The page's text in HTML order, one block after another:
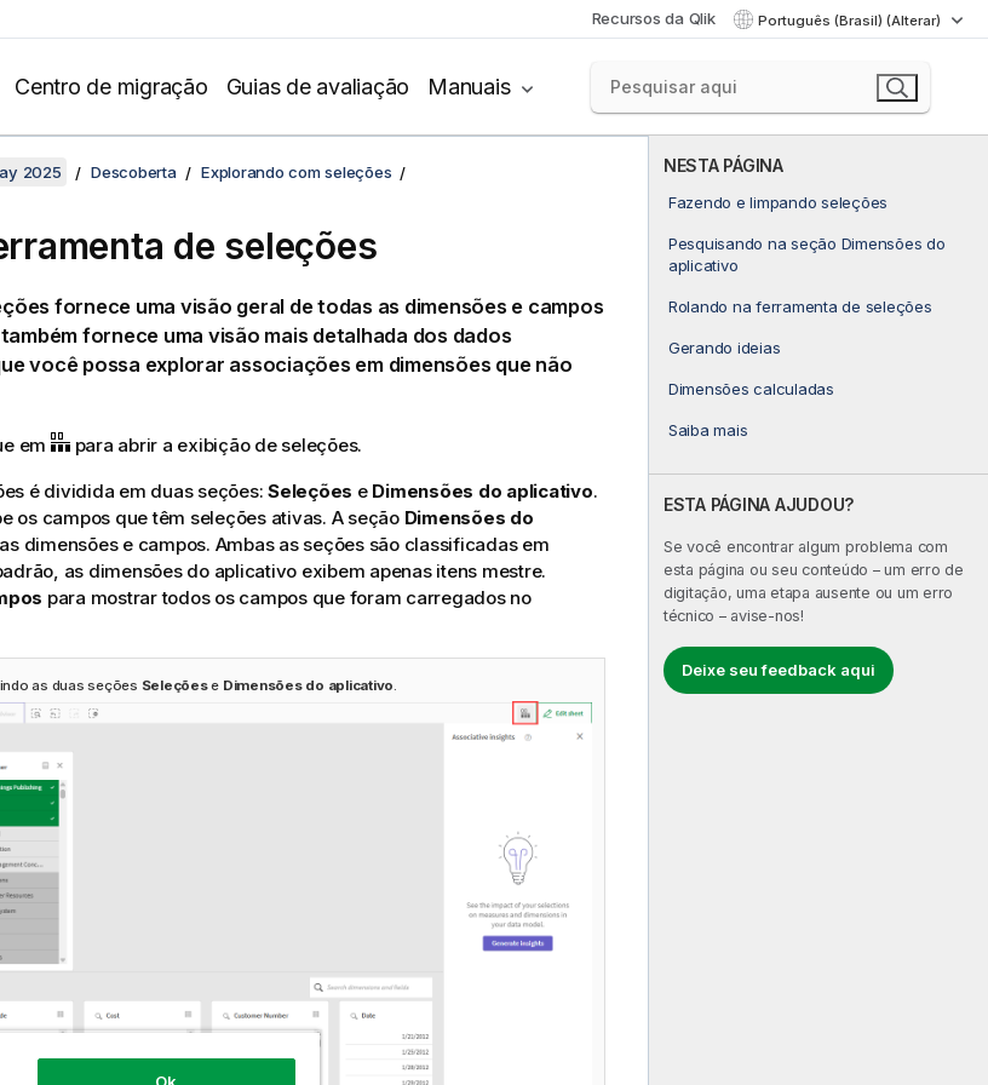
Recursos da Qlik Português (Brasil) (Alterar)
Centro de migração Guias de avaliação Manuais
NESTA PÁGINA
Fazendo e limpando seleções
Pesquisando na seção Dimensões do
aplicativo
Rolando na ferramenta de seleções
Gerando ideias
Dimensões calculadas
Saiba mais
ESTA PÁGINA AJUDOU?
Se você encontrar algum problema com
esta página ou seu conteúdo – um erro de
digitação, uma etapa ausente ou um erro
técnico – avise-nos!
Deixe seu feedback aqui
2025 Descoberta Explorando com seleções
de seleções
fornece uma visão geral de todas as dimensões e campos
fornece uma visão mais detalhada dos dados
você possa explorar associações em dimensões que não
em
para abrir a exibição de seleções.
é dividida em duas seções: Seleções e Dimensões do aplicativo.
os campos que têm seleções ativas. A seção Dimensões do
dimensões e campos. Ambas as seções são classificadas em
as dimensões do aplicativo exibem apenas itens mestre.
para mostrar todos os campos que foram carregados no
as duas seções Seleçõese Dimensões do aplicativo.